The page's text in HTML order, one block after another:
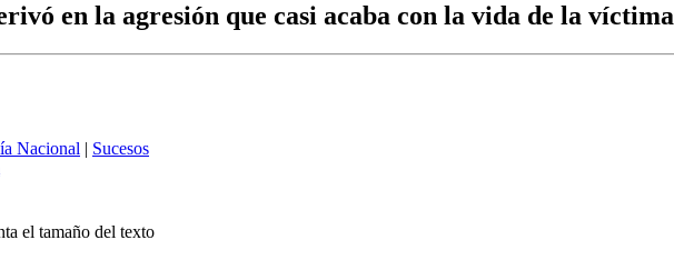
en la agresión que casi acaba con la vida de la víctima
Nacional | Sucesos